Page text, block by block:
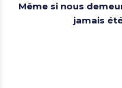
Même si nous
jamais